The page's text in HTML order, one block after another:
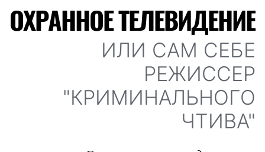
ОХРАННОЕ ТЕЛЕВИДЕНИЕ
ИЛИ САМ СЕБЕ
РЕЖИССЕР
"КРИМИНАЛЬНОГО
ЧТИВА"